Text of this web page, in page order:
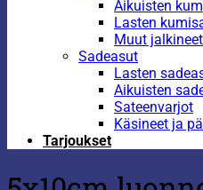
Aikuisten
Lasten
Muut jalkineet
Sadeasut
Lasten
Aikuisten
Sateenvarjot
Käsineet ja
Tarjoukset